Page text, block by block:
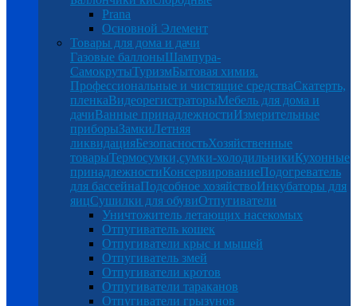
Prana
Основной Элемент
Товары для дома и дачи
Газовые баллоныШампура-
СамокрутыТуризмБытовая химия.
Профессиональные и чистящие средстваСкатерть,
пленкаВидеорегистраторыМебель для дома и
дачиВанные принадлежностиИзмерительные
приборыЗамкиЛетняя
ликвидацияБезопасностьХозяйственные
товарыТермосумки,сумки-холодильникиКухонные
принадлежностиКонсервированиеПодогреватель
для бассейнаПодсобное хозяйствоИнкубаторы для
яицСушилки для обувиОтпугиватели
Уничтожитель летающих насекомых
Отпугиватель кошек
Отпугиватели крыс и мышей
Отпугиватель змей
Отпугиватели кротов
Отпугиватели тараканов
Отпугиватели грызунов